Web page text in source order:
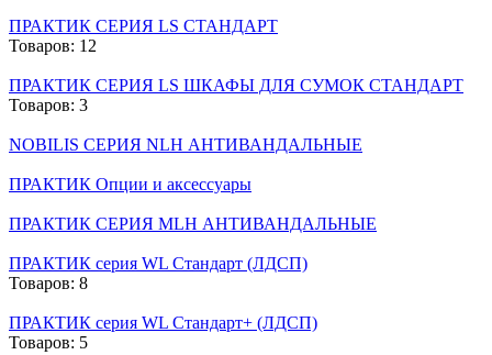
ПРАКТИК CЕРИЯ LS СТАНДАРТ
Товаров: 12
ПРАКТИК СЕРИЯ LS ШКАФЫ ДЛЯ СУМОК СТАНДАРТ
Товаров: 3
NOBILIS СЕРИЯ NLН АНТИВАНДАЛЬНЫЕ
ПРАКТИК Опции и аксессуары
ПРАКТИК СЕРИЯ MLH АНТИВАНДАЛЬНЫЕ
ПРАКТИК серия WL Стандарт (ЛДСП)
Товаров: 8
ПРАКТИК серия WL Стандарт+ (ЛДСП)
Товаров: 5